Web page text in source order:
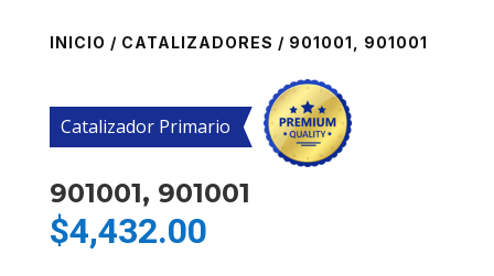
INICIO / CATALIZADORES / 901001, 901001
Catalizador Primario
901001, 901001
$4,432.00